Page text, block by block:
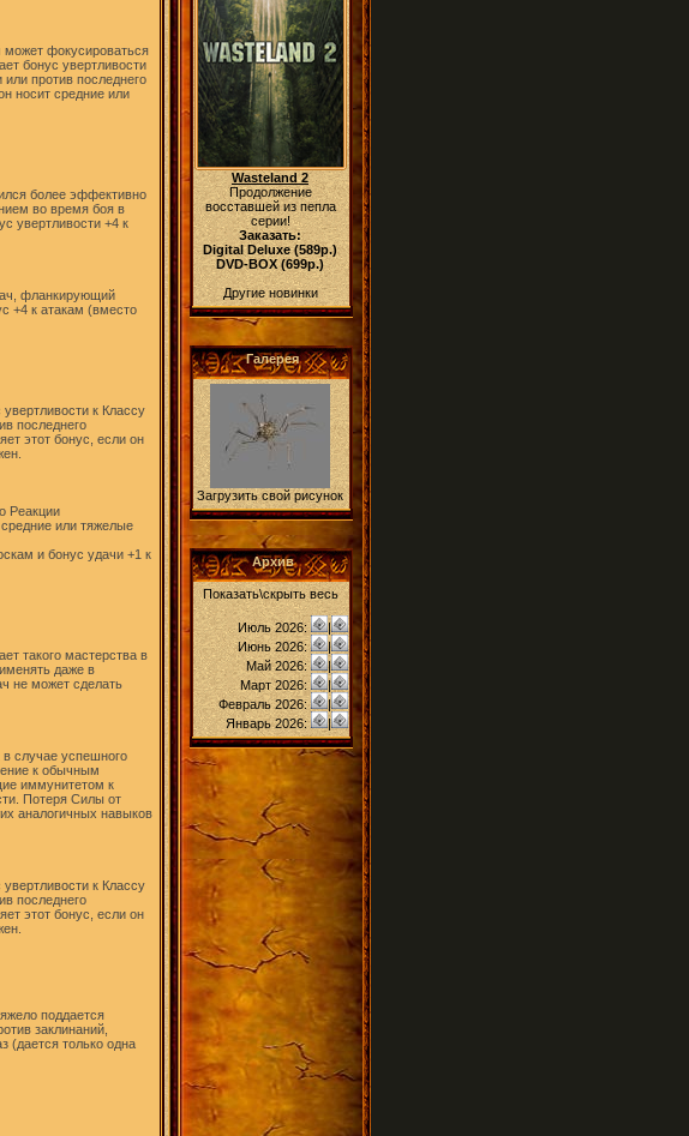
может фокусироваться
бонус увертливости
против последнего
носит средние или
более эффективно
во время боя в
увертливости +4 к
фланкирующий
+4 к атакам (вместо
к Классу
последнего
этот бонус, если он
Реакции
или тяжелые
и бонус удачи +1 к
такого мастерства в
даже в
не может сделать
случае успешного
к обычным
иммунитетом к
Потеря Силы от
аналогичных навыков
к Классу
последнего
этот бонус, если он
поддается
заклинаний,
(дается только одна
Wasteland 2
Продолжение
восставшей из пепла
серии!
Заказать:
Digital Deluxe (589р.)
DVD-BOX (699р.)
Другие новинки
Галерея
Загрузить свой рисунок
Архив
Показать\скрыть весь
Июль 2026:
|
Июнь 2026:
|
Май 2026:
|
Март 2026:
|
Февраль 2026:
|
Январь 2026:
|